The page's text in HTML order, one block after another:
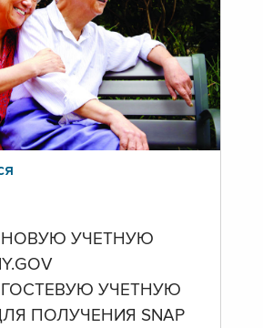
НОВУЮ УЧЕТНУЮ
УЧЕТНУЮ
ПОЛУЧЕНИЯ SNAP